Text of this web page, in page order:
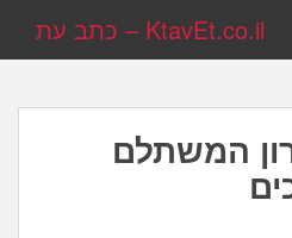
KtavEt.co.il – כתב עת
המשתלם